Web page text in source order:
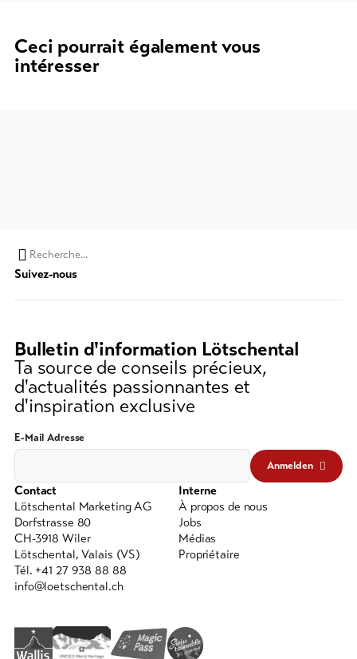
Ceci pourrait également vous
intéresser
Chaine
de
recherche
moins
3
caractères)
Suivez-nous
Bulletin d'information Lötschental
Ta source de conseils précieux,
d'actualités passionnantes et
d'inspiration exclusive
E-Mail Adresse
Anmelden
Contact
Lötschental Marketing AG
Dorfstrasse 80
CH-3918 Wiler
Lötschental, Valais (VS)
Tél. +41 27 938 88 88
info@loetschental.ch
Interne
À propos de nous
Jobs
Médias
Propriétaire